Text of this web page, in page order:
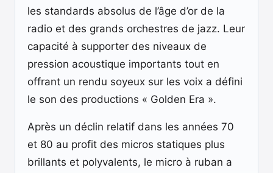
les standards absolus de l’âge d’or de la
radio et des grands orchestres de jazz. Leur
capacité à supporter des niveaux de
pression acoustique importants tout en
offrant un rendu soyeux sur les voix a défini
le son des productions « Golden Era ».
Après un déclin relatif dans les années 70
et 80 au profit des micros statiques plus
brillants et polyvalents, le micro à ruban a